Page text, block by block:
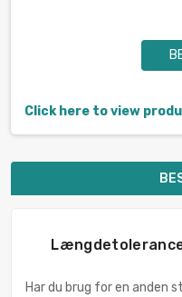
Click here to view
Har du brug for en anden